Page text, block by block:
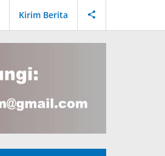
Kirim Berita